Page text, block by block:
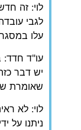
לוי: זה
לגבי
עלו
עו"ד חדד:
יש דבר
שאומרת
לוי: לא
ניתנו על